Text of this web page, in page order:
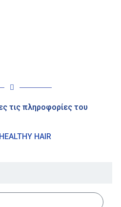
τις πληροφορίες του
HAIR